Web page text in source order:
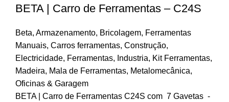
BETA | Carro de Ferramentas – C24S
Beta, Armazenamento, Bricolagem, Ferramentas
Manuais, Carros ferramentas, Construção,
Electricidade, Ferramentas, Industria, Kit Ferramentas,
Madeira, Mala de Ferramentas, Metalomecânica,
Oficinas & Garagem
BETA | Carro de Ferramentas C24S com 7 Gavetas -